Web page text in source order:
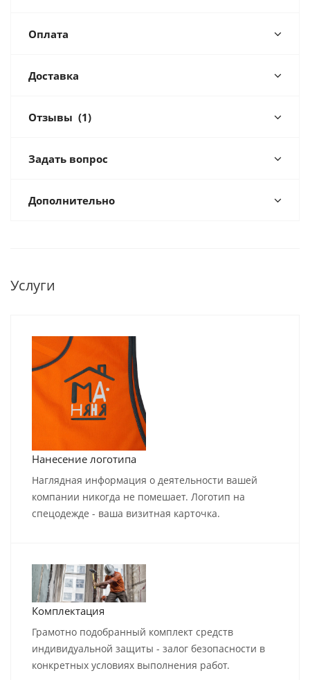
Оплата
Доставка
Отзывы (1)
Задать вопрос
Дополнительно
Услуги
Нанесение логотипа
Наглядная информация о деятельности вашей
компании никогда не помешает. Логотип на
спецодежде - ваша визитная карточка.
Комплектация
Грамотно подобранный комплект средств
индивидуальной защиты - залог безопасности в
конкретных условиях выполнения работ.